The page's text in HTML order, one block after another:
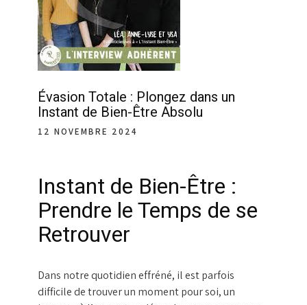
Évasion Totale : Plongez dans un
Instant de Bien-Être Absolu
12 NOVEMBRE 2024
Instant de Bien-Être :
Prendre le Temps de se
Retrouver
Dans notre quotidien effréné, il est parfois
difficile de trouver un moment pour soi, un